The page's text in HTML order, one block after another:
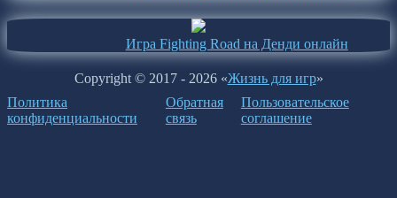
Игра Fighting Road на Денди онлайн
Copyright © 2017 - 2026 «Жизнь для игр»
Политика
конфиденциальности
Обратная
связь
Пользовательское
соглашение